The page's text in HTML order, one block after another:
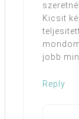
Kicsit
jobb
Reply